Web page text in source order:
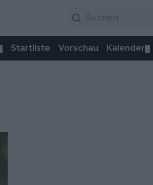
Startliste Vorschau Kalender